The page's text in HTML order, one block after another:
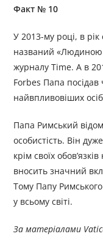
Факт № 10
У 2013-му році, в
названий «Людиною
журналу Time. А в
Forbes Папа посідав
найвпливовіших осіб
Папа Римський
особистість. Він
крім своїх
вносить значний
Тому Папу
у всьому світі.
За матеріалами